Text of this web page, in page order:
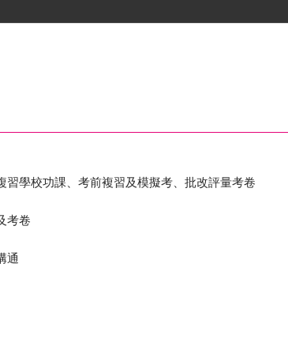
學校功課、考前複習及模擬考、批改評量考卷
考卷
通